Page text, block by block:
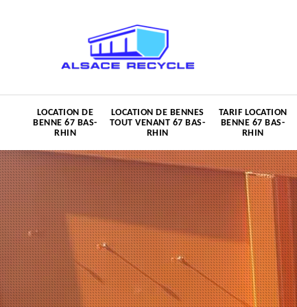
LOCATION DE
BENNE 67 BAS-
RHIN
LOCATION DE BENNES
TOUT VENANT 67 BAS-
RHIN
TARIF LOCATION
BENNE 67 BAS-
RHIN